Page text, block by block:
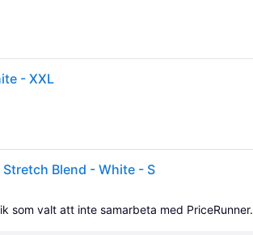
- XXL
Blend - White - S
som valt att inte samarbeta med PriceRunner.